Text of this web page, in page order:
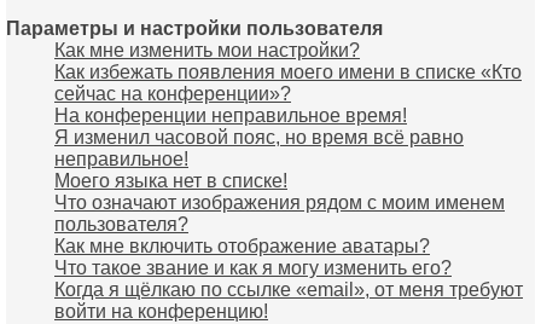
Параметры и настройки пользователя
Как мне изменить мои настройки?
Как избежать появления моего имени в списке «Кто
сейчас на конференции»?
На конференции неправильное время!
Я изменил часовой пояс, но время всё равно
неправильное!
Моего языка нет в списке!
Что означают изображения рядом с моим именем
пользователя?
Как мне включить отображение аватары?
Что такое звание и как я могу изменить его?
Когда я щёлкаю по ссылке «email», от меня требуют
войти на конференцию!